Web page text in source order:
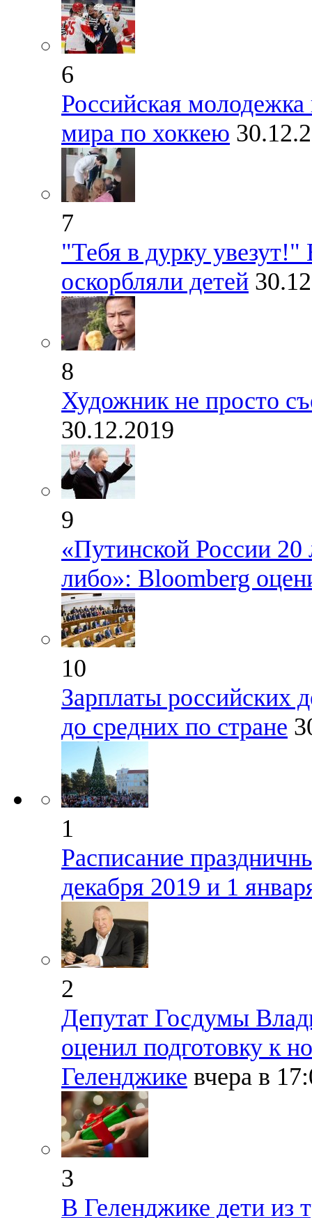
6
Российская
мира по хоккею
7
"Тебя в дурку увезут!"
оскорбляли детей
8
Художник не просто
30.12.2019
9
«Путинской России 20
либо»: Bloomberg
10
Зарплаты российских
до средних по стране
1
Расписание
декабря 2019 и 1
2
Депутат Госдумы
оценил подготовку к
Геленджике вчера в
3
В Геленджике дети из